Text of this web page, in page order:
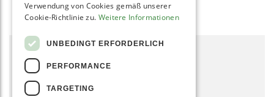
REZEPTE
Grüne Smoothies Rezepte für Anfänger
Smoothie Rezepte & mehr
Verwendung von Cookies gemäß unserer
Cookie-Richtlinie zu. Weitere Informationen
UNBEDINGT ERFORDERLICH
PERFORMANCE
TARGETING